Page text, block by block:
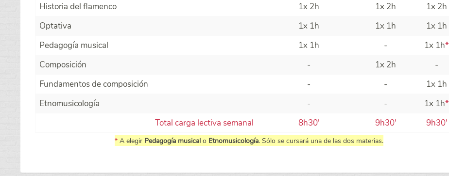
Historia del flamenco
1x 2h 1x 2h
1x 2h
Optativa
1x 1h 1x 1h
1x 1h
Pedagogía musical
1x 1h - 1x 1h*
Composición
- 1x 2h
-
Fundamentos de composición
- -
1x 1h
Etnomusicología
- - 1x 1h*
Total carga lectiva semanal
8h30' 9h30' 9h30'
*A elegir Pedagogía musicalo Etnomusicología. Sólo se cursará una de las dos materias.